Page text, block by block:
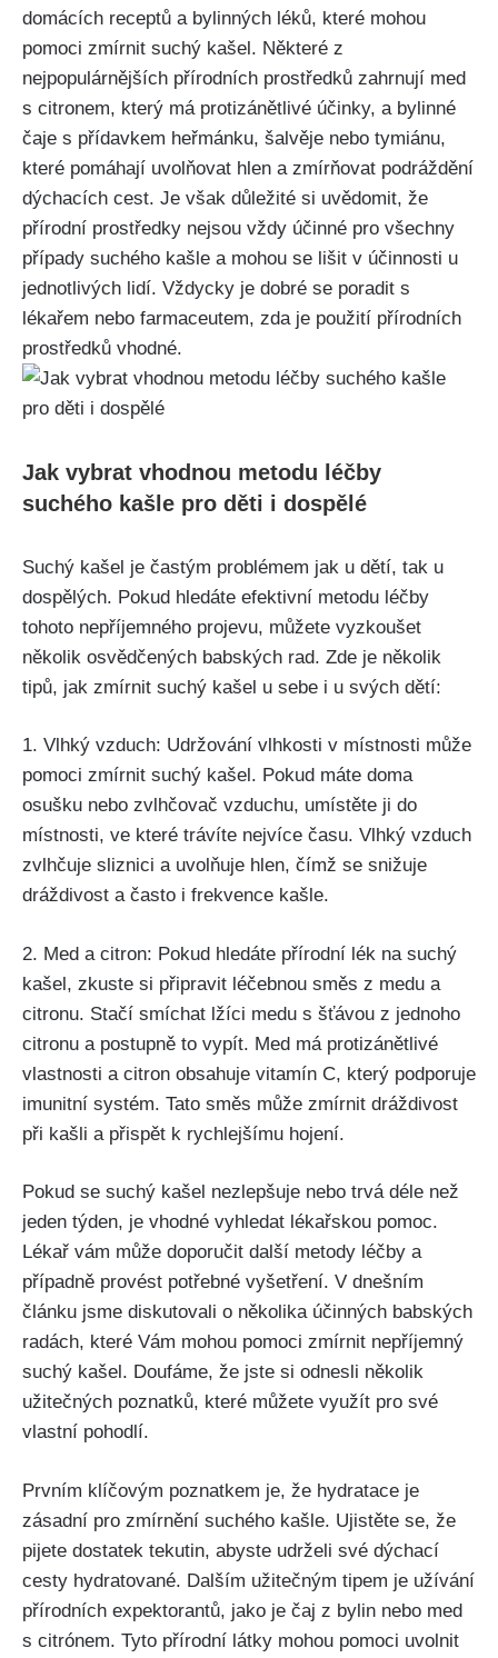
domácích receptů a bylinných‌ léků, ‌které mohou
pomoci⁤ zmírnit suchý kašel. Některé z‍
nejpopulárnějších ‍přírodních prostředků zahrnují med
s citronem, který má protizánětlivé účinky, a bylinné
čaje s přídavkem heřmánku, šalvěje nebo tymiánu,
které pomáhají uvolňovat hlen a zmírňovat podráždění
dýchacích cest. Je však důležité ‍si uvědomit, že
přírodní prostředky nejsou vždy účinné‌ pro všechny
případy suchého kašle a mohou se lišit⁣ v​ účinnosti u‌
jednotlivých lidí. Vždycky⁤ je dobré se⁤ poradit s
lékařem nebo farmaceutem,⁣ zda je použití přírodních ​
prostředků vhodné.
Jak vybrat vhodnou metodu léčby
suchého⁣ kašle pro děti i dospělé
Suchý kašel ‌je častým problémem jak ‍u dětí, tak⁣ u
dospělých. Pokud hledáte efektivní ⁤metodu léčby
‌tohoto ⁣nepříjemného projevu, můžete vyzkoušet​
několik osvědčených babských rad. Zde je‌ několik
‍tipů, jak ⁢zmírnit suchý kašel u sebe i u svých dětí:
1. Vlhký vzduch: Udržování vlhkosti v místnosti může
pomoci zmírnit suchý kašel. Pokud máte doma⁤
osušku nebo zvlhčovač vzduchu, umístěte ji do
místnosti, ve které trávíte nejvíce času. Vlhký vzduch
zvlhčuje sliznici a uvolňuje ‍hlen, čímž se snižuje
dráždivost⁢ a ​často i frekvence kašle.
2. Med a citron: Pokud​ hledáte přírodní lék na ​suchý
‍kašel,‍ zkuste si připravit léčebnou směs z medu a
citronu. Stačí smíchat ⁤lžíci medu s šťávou z ‍jednoho
citronu a postupně to‍ vypít. Med má protizánětlivé
vlastnosti a⁢ citron obsahuje vitamín C, který podporuje
imunitní systém. Tato směs může zmírnit dráždivost
‍při kašli a přispět k rychlejšímu hojení.
Pokud se suchý kašel nezlepšuje nebo trvá déle než
jeden týden, je vhodné⁣ vyhledat lékařskou pomoc.
Lékař vám ⁤může doporučit další metody léčby ⁣a
případně provést potřebné vyšetření.⁣ V dnešním
článku jsme diskutovali o několika účinných babských
radách, které Vám mohou pomoci zmírnit⁣ nepříjemný
suchý kašel. Doufáme, že jste si ⁢odnesli několik
užitečných poznatků, které můžete využít pro své
vlastní pohodlí.
Prvním‌ klíčovým poznatkem je, že hydratace ‌je
zásadní pro​ zmírnění suchého kašle. Ujistěte se, že
pijete dostatek tekutin, abyste udrželi své dýchací
cesty hydratované. Dalším užitečným tipem je užívání
přírodních expektorantů, jako je čaj z bylin nebo med
s citrónem. Tyto přírodní látky mohou pomoci‍ uvolnit